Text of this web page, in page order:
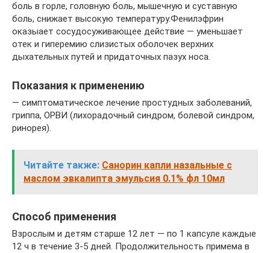
боль в горле, головную боль, мышечную и суставную
боль, снижает высокую температуру.Фенилэфрин
оказыает сосудосуживающее действие — уменьшает
отек и гиперемию слизистых оболочек верхних
дыхательных путей и придаточных пазух носа.
Показания к применению
— симптоматическое лечение простудных заболеваний,
гриппа, ОРВИ (лихорадочный синдром, болевой синдром,
ринорея).
Читайте также: Санорин капли назальные с
маслом эвкалипта эмульсия 0.1% фл 10мл
Способ применения
Взрослым и детям старше 12 лет — по 1 капсуле каждые
12 ч в течение 3-5 дней. Продолжительность примема в